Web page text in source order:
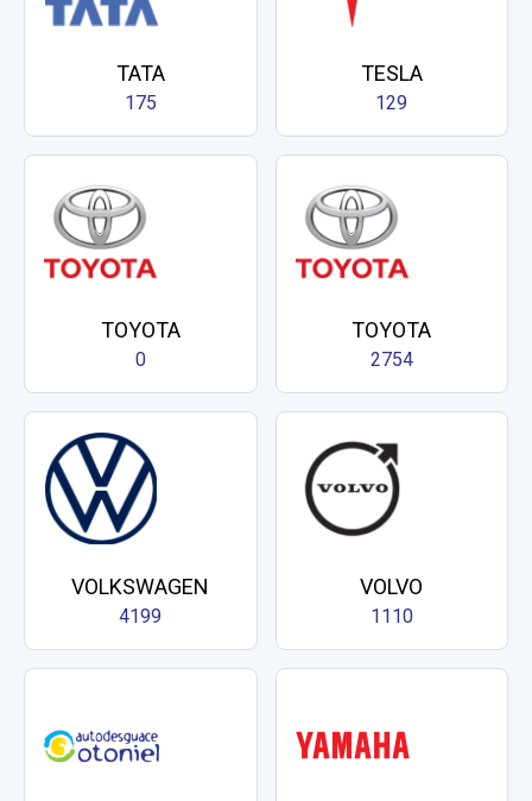
TATA
175
TESLA
129
TOYOTA
0
TOYOTA
2754
VOLKSWAGEN
4199
VOLVO
1110